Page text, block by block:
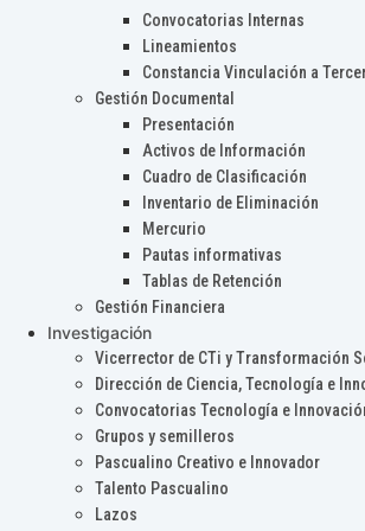
Convocatorias Internas
Lineamientos
Constancia Vinculación a
Gestión Documental
Presentación
Activos de Información
Cuadro de Clasificación
Inventario de Eliminación
Mercurio
Pautas informativas
Tablas de Retención
Gestión Financiera
Investigación
Vicerrector de CTi y Transformación
Dirección de Ciencia, Tecnología e
Convocatorias Tecnología e
Grupos y semilleros
Pascualino Creativo e Innovador
Talento Pascualino
Lazos